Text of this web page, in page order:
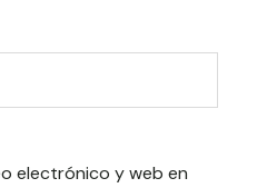
electrónico y web en